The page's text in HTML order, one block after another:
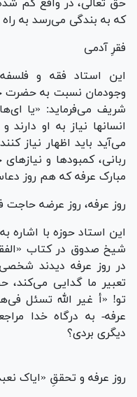
حق تعالی، در واقع گم
که به بندگی می‌رسد به
فقرِ آدمی
این استاد فقه و
وجودمان نسبت به حضرت
شریف می‌فرماید: «یا ای‌ها
انسانها نیاز به او
می‌آید باید اظهار نیاز
ربانی، کمبودها و
مبارک عرفه که هم روز
روز عرفه، روز عرضه حاجت
این استاد حوزه با اشاره
شیخ صدوق در کتاب
در روز عرفه دیدند شخصی
تعبیر ما گدایی می‌کند،
تو! «أ غیر الله تسئل
عرفه- به درگاه خدا
دیگری بردی؟
روز عرفه و تحققِ «ایاک